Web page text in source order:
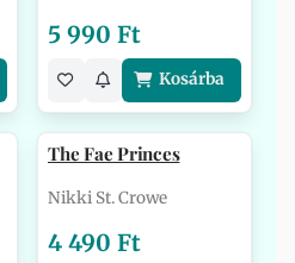
5 990 Ft
Kosárba
The Fae Princes
Nikki St. Crowe
4 490 Ft